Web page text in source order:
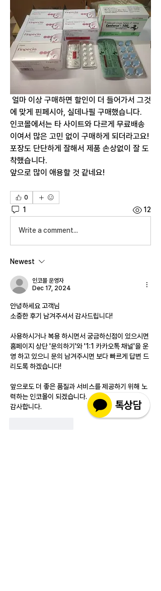
에 맞게 핀페시아, 실데나필 구매했습니다.
인코몰에서는 타 사이트와 다르게 무료배송
이여서 많은 고민 없이 구매하게 되더라고요!
포장도 단단하게 잘해서 제품 손상없이 잘 도
착했습니다.
앞으로 많이 애용할 것 같네요!
0
1 12
Write a comment...
Newest
인코몰 운영자
Dec 17, 2024
안녕하세요 고객님
소중한 후기 남겨주셔서 감사드립니다!
사용하시거나 복용 하시면서 궁금하신점이 있으시면
홈페이지 상단 '문의하기'와 '1:1 카카오톡 채널'을 운
영 하고 있으니 문의 남겨주시면 보다 빠르게 답변 드
리도록 하겠습니다!
앞으로도 더 좋은 품질과 서비스를 제공하기 위해 노
력하는 인코몰이 되겠습니다.
감사합니다.